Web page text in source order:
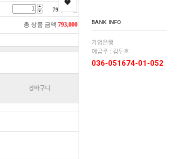
BANK INFO
기업은행
예금주 : 김두호
036-051674-01-052
793,000
총 상품 금액 793,000
장바구니